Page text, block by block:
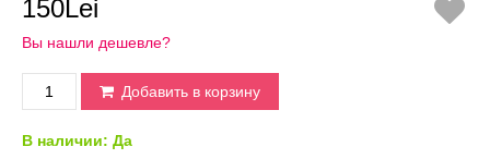
150Lei
Вы нашли дешевле?
Добавить в корзину
В наличии: Да